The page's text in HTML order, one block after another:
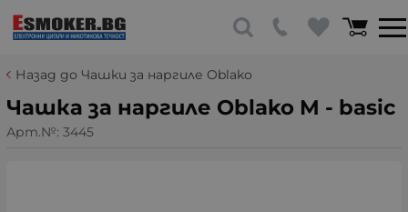
Назад до Чашки за наргиле Oblako
Чашка за наргиле Oblako M - basic
Арт.№: 3445